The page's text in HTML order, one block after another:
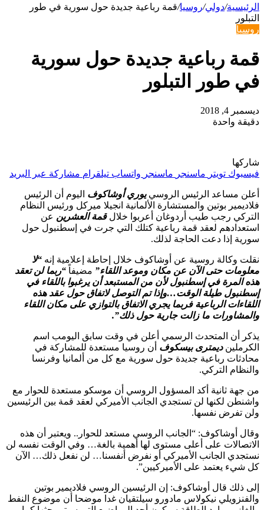
الرئيسية/دولي/روسيا/قمة رباعية جديدة حول سورية في طور
التبلور
روسيا
قمة رباعية جديدة حول سورية
في طور التبلور
ديسمبر 4, 2018
دقيقة واحدة
شاركها
فيسبوك تويتر ماسنجر ماسنجر واتساب تيلقرام مشاركة عبر البريد
أعلن مساعد الرئيس الروسييوري أوشاكوف اليوم أن الرئيس
فلاديمير بوتين والمستشارة الألمانية انجيلا ميركل ورئيس النظام
التركي رجب طيب أردوغان أعربوا خلالقمة العشرين عن
استعدادهم لعقد قمة رباعية كتلك التي جرت في إسطنبول حول
سورية إذا دعت الحاجة لذلك.
نقلت وكالة روسية عن أوشاكوف خلال إحاطة إعلامية إنه “لا
معلومات حتى الآن عن مكان وموعد اللقاء” مضيفاً “ربما لن تعقد
هذه المرة في إسطنبول لأن من المستبعد أن يرغبوا باللقاء في
إسطنبول طيلة الوقت…وإذا تم التوصل لاتفاق حول عقد هذه
اللقاءات الرباعية فربما يجري الاتفاق بالتوازي على مكان اللقاء
والمشاورات ما زالت جارية حول ذلك”.
يذكر أن المتحدث الرسمي أعلن في وقت سابق اليومب اسم
الكرملينديمترى بيسكوف أن روسيا مستعدة للمشاركة في
محادثات رباعية جديدة حول سورية مع كل من ألمانيا وفرنسا
والنظام التركي.
من جهة ثانية أكد المسؤول الروسي أن موسكو مستعدة للحوار مع
واشنطن لكنها لن تستجدي الجانب الأميركي لعقد قمة بين الرئيسين
ولن تفرض نفسها.
وقال أوشاكوف: “الجانب الروسي مستعد للحوار.. ويعتبر أن هذه
الاتصالات على أعلى مستوى لها أهمية بالغة… وفي الوقت نفسه لن
نستجدي الجانب الأميركي أو نفرض أنفسنا… لن نفعل ذلك… الآن
كل شيء يعتمد على الأميركيين”.
إلى ذلك قال أوشاكوف: إن الرئيسين الروسي فلاديمير بوتين
والفنزويلي نيكولاس مادورو سيلتقيان غدا موضحا أن موضوع النفط